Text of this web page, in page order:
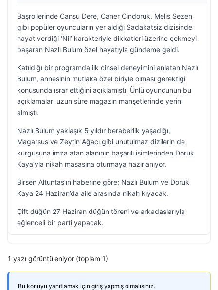
Başrollerinde Cansu Dere, Caner Cindoruk, Melis Sezen
gibi popüler oyuncuların yer aldığı Sadakatsiz dizisinde
hayat verdiği ‘Nil’ karakteriyle dikkatleri üzerine çekmeyi
başaran Nazlı Bulum özel hayatıyla gündeme geldi.
Katıldığı bir programda ilk cinsel deneyimini anlatan Nazlı
Bulum, annesinin mutlaka özel biriyle olması gerektiği
konusunda ısrar ettiğini açıklamıştı. Ünlü oyuncunun bu
açıklamaları uzun süre magazin manşetlerinde yerini
almıştı.
Nazlı Bulum yaklaşık 5 yıldır beraberlik yaşadığı,
Magarsus ve Zeytin Ağacı gibi unutulmaz dizilerin de
kurgusuna imza atan alanının başarılı isimlerinden Doruk
Kaya’yla nikah masasına oturmaya hazırlanıyor.
Birsen Altuntaş’ın haberine göre; Nazlı Bulum ve Doruk
Kaya 24 Haziran’da aile arasında nikah kıyacak.
Çift düğün 27 Haziran düğün töreni ve arkadaşlarıyla
eğlenceli bir parti yapacak.
1 yazı görüntüleniyor (toplam 1)
Bu konuyu yanıtlamak için giriş yapmış olmalısınız.